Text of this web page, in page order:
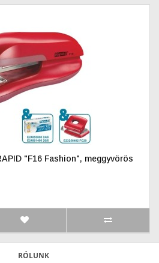
"F16 Fashion", meggyvörös
RÓLUNK